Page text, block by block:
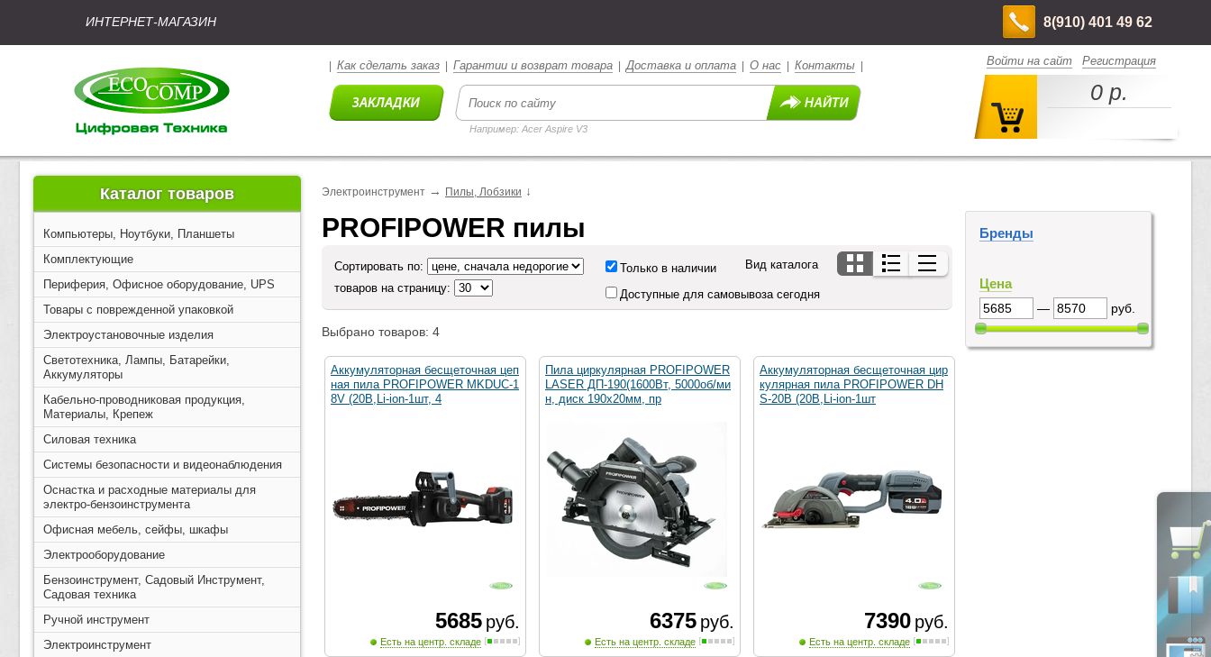
ИНТЕРНЕТ-МАГАЗИН 8(910) 401 49 62
Как сделать заказ Гарантии и возврат товара |Доставка и оплата О нас Контакты
Например: Acer Aspire V3
Войти на сайт Регистрация
0 р.
Каталог товаров
Компьютеры, Ноутбуки, Планшеты
Комплектующие
Периферия, Офисное оборудование, UPS
Товары с поврежденной упаковкой
Электроустановочные изделия
Светотехника, Лампы, Батарейки,
Аккумуляторы
Кабельно-проводниковая продукция,
Материалы, Крепеж
Силовая техника
Системы безопасности и видеонаблюдения
Оснастка и расходные материалы для
электро-бензоинструмента
Офисная мебель, сейфы, шкафы
Электрооборудование
Бензоинструмент, Садовый Инструмент,
Садовая техника
Ручной инструмент
Электроинструмент
Электроинструмент → Пилы, Лобзики ↓
PROFIPOWER пилы
Сортировать по:
товаров на страницу:
Только в наличии
Доступные для самовывоза сегодня
Вид каталога
Выбрано товаров: 4
Аккумуляторная бесщеточная цеп
ная пила PROFIPOWER MKDUC-1
8V (20В,Li-ion-1шт, 4
5685 руб.
Есть на центр. складе
Пила циркулярная PROFIPOWER
LASER ДП-190(1600Вт, 5000об/ми
н, диск 190х20мм, пр
6375 руб.
Есть на центр. складе
Аккумуляторная бесщеточная цир
кулярная пила PROFIPOWER DH
S-20B (20В,Li-ion-1шт
7390 руб.
Есть на центр. складе
Бренды
Цена
— руб.